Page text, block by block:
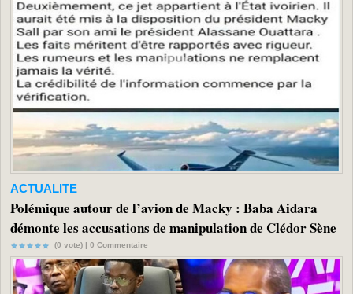
ACTUALITE
Polémique autour de l’avion de Macky : Baba Aidara
démonte les accusations de manipulation de Clédor Sène
(0 vote) | 0 Commentaire